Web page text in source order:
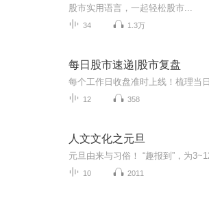
股市实用语言，一起轻松股市...
34 1.3万
每日股市速递|股市复盘
12 358
人文文化之元旦
10 2011